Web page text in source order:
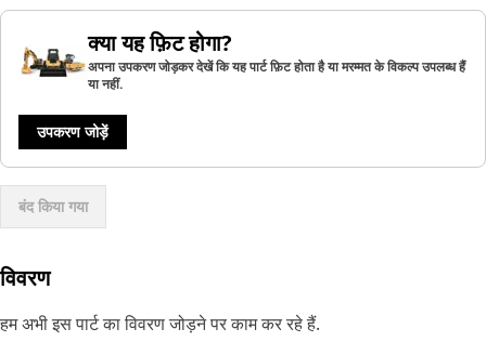
क्या यह फ़िट होगा?
अपना उपकरण जोड़कर देखें कि यह पार्ट फ़िट होता है या मरम्मत के विकल्प उपलब्ध हैं
या नहीं.
उपकरण जोड़ें
बंद किया गया
विवरण
हम अभी इस पार्ट का विवरण जोड़ने पर काम कर रहे हैं.